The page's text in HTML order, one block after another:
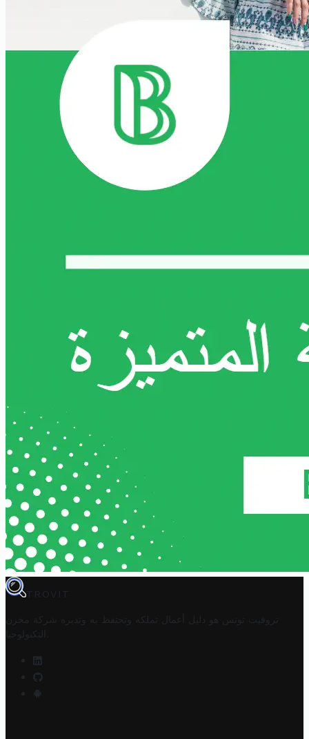
TROVIT
تروفيت تونس هو دليل أعمال تملكه وتحتفظ به وتديره
شركة مخزن
التكنولوجيا